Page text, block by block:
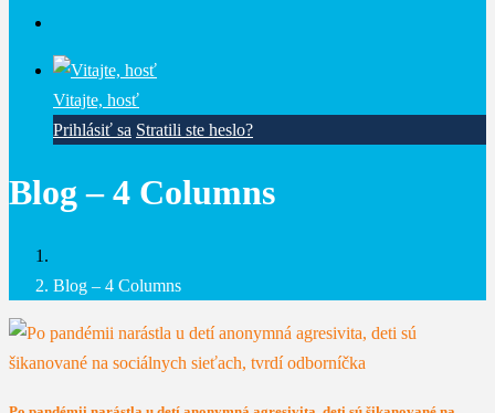
Vitajte, hosť
Prihlásiť sa Stratili ste heslo?
Blog – 4 Columns
Blog – 4 Columns